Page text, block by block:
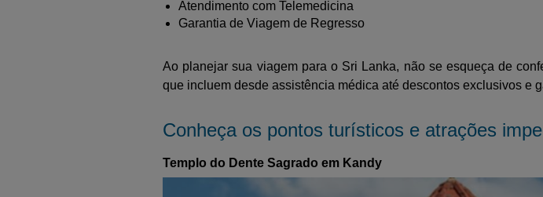
Atendimento com Telemedicina
Garantia de Viagem de Regresso
Ao planejar sua viagem para o Sri Lanka, não se esqueça de
que incluem desde assistência médica até descontos exclusivos e
Conheça os pontos turísticos e atrações
Templo do Dente Sagrado em Kandy